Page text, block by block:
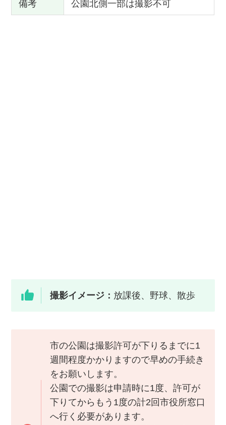
備考 公園北側一部は撮影不可
撮影イメージ： 放課後、野球、散歩
市の公園は撮影許可が下りるまでに1
週間程度かかりますので早めの手続き
をお願いします。
公園での撮影は申請時に1度、許可が
下りてからもう1度の計2回市役所窓口
へ行く必要があります。